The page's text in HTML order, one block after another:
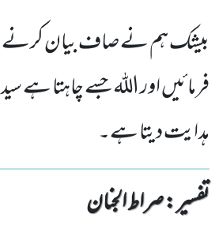
بیشک ہم نے صاف بیان کرنے
فرمائیں اور اللہ جسے چاہتا ہے
ہدایت دیتا ہے۔
تفسیر : ‎صراط الجنان